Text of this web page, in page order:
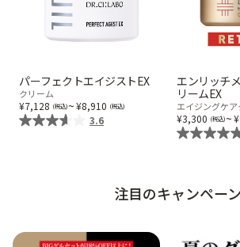
パーフェクトエイジストEX
クリーム
7,128 ~ 8,910
3.6
エンリッチ
リームEX
エイジングケ
3,300 ~
注目のキャンペーン